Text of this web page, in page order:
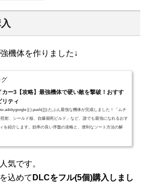
機体を作りました↓
カー3【攻略】最強機体で硬い敵を撃破！おすす
リティ
|| ).push({});たぶん最強な機体が完成しました！「ムチ
射、シールド核、自爆瀕死ビルド」など、誰でも最強になれるおす
を紹介します。効率の良い序盤の攻略と、便利なソート方法の解
気です。
込めて DLCをフル(5個)購入しまし